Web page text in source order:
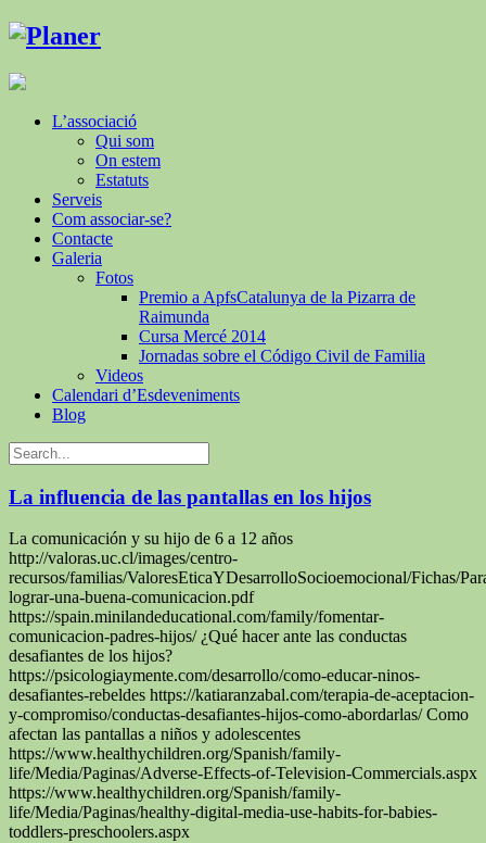
L’associació
Qui som
On estem
Estatuts
Serveis
Com associar-se?
Contacte
Galeria
Fotos
Premio a ApfsCatalunya de la Pizarra de
Raimunda
Cursa Mercé 2014
Jornadas sobre el Código Civil de Familia
Videos
Calendari d’Esdeveniments
Blog
La influencia de las pantallas en los hijos
La comunicación y su hijo de 6 a 12 años
http://valoras.uc.cl/images/centro-
recursos/familias/ValoresEticaYDesarrolloSocioemocional/Fichas/
lograr-una-buena-comunicacion.pdf
https://spain.minilandeducational.com/family/fomentar-
comunicacion-padres-hijos/ ¿Qué hacer ante las conductas
desafiantes de los hijos?
https://psicologiaymente.com/desarrollo/como-educar-ninos-
desafiantes-rebeldes https://katiaranzabal.com/terapia-de-aceptacion-
y-compromiso/conductas-desafiantes-hijos-como-abordarlas/ Como
afectan las pantallas a niños y adolescentes
https://www.healthychildren.org/Spanish/family-
life/Media/Paginas/Adverse-Effects-of-Television-Commercials.aspx
https://www.healthychildren.org/Spanish/family-
life/Media/Paginas/healthy-digital-media-use-habits-for-babies-
toddlers-preschoolers.aspx